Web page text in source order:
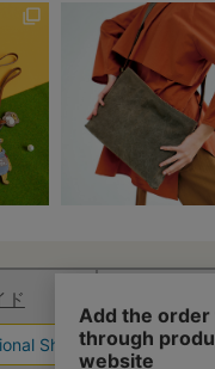
ド
ログアウト